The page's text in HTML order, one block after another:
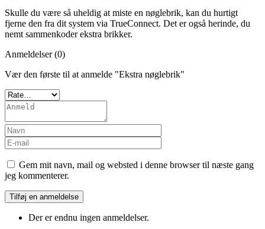
Skulle du være så uheldig at miste en nøglebrik, kan du hurtigt
fjerne den fra dit system via TrueConnect. Det er også herinde, du
nemt sammenkoder ekstra brikker.
Anmeldelser (0)
Vær den første til at anmelde "Ekstra nøglebrik"
Gem mit navn, mail og websted i denne browser til næste gang
jeg kommenterer.
Der er endnu ingen anmeldelser.